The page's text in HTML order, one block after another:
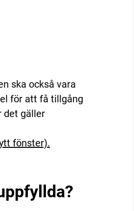
ska också vara
för att få tillgång
det gäller
fönster).